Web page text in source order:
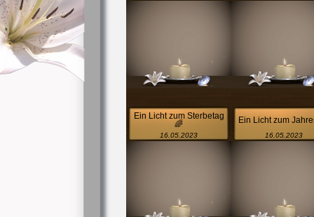
Ein Licht zum Sterbetag
🌈
16.05.2023
Ein Licht zum
16.05.2023